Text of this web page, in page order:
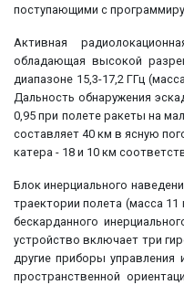
поступающими с
Активная
обладающая высокой
диапазоне 15,3-17,2 ГГц
Дальность обнаружения
0,95 при полете ракеты на
составляет 40 км в ясную
катера - 18 и 10 км
Блок инерциального
траектории полета (масса 11
бескарданного
устройство включает три
другие приборы управления
пространственной